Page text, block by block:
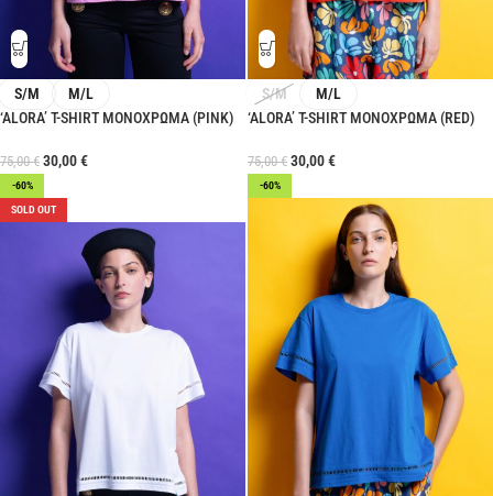
S/M
M/L
‘ALORA’ T-SHIRT ΜΟΝΟΧΡΩΜΑ (PINK)
75,00€ 30,00€
S/M
M/L
‘ALORA’ T-SHIRT ΜΟΝΟΧΡΩΜΑ (RED)
75,00€ 30,00€
-60%
SOLD OUT
-60%